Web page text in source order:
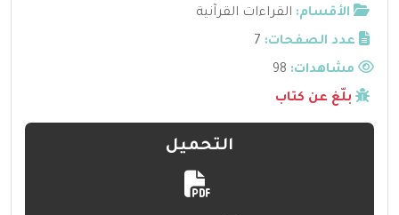
الأقسام: القراءات القرآنية
عدد الصفحات: 7
مشاهدات:
بلّغ عن كتاب
التحميل